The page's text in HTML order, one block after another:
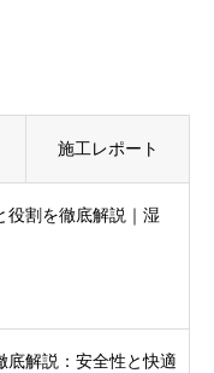
施工レポート
役割を徹底解説｜湿
底解説：安全性と快適